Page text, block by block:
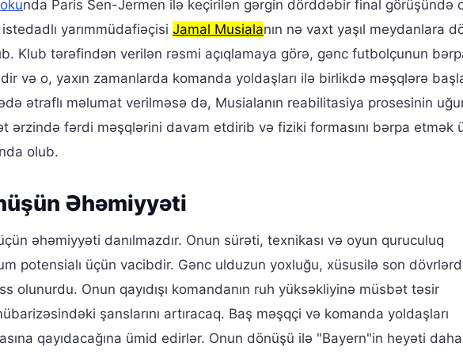
nda Paris Sen-Jermen ilə keçirilən gərgin dörddəbir final görüşündə
yarımmüdafiəçisi Jamal Musialanın nə vaxt yaşıl meydanlara
Klub tərəfindən verilən rəsmi açıqlamaya görə, gənc futbolçunun
və o, yaxın zamanlarda komanda yoldaşları ilə birlikdə məşqlərə
ətraflı məlumat verilməsə də, Musialanın reabilitasiya prosesinin
ərzində fərdi məşqlərini davam etdirib və fiziki formasını bərpa etmək
olub.
Əhəmiyyəti
əhəmiyyəti danılmazdır. Onun sürəti, texnikası və oyun quruculuq
potensialı üçün vacibdir. Gənc ulduzun yoxluğu, xüsusilə son
olunurdu. Onun qayıdışı komandanın ruh yüksəkliyinə müsbət təsir
şanslarını artıracaq. Baş məşqçi və komanda yoldaşları
qayıdacağına ümid edirlər. Onun dönüşü ilə "Bayern"in heyəti